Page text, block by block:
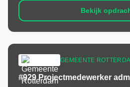
Bekijk
GEMEENTE
#929 Projectmedewerker